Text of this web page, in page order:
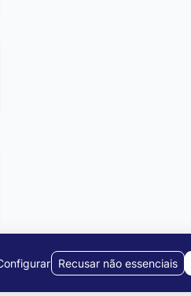
Recusar não essenciais